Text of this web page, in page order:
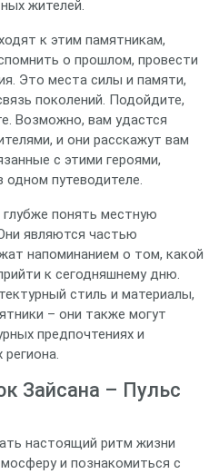
жителей.
к этим памятникам,
о прошлом, провести
Это места силы и памяти,
поколений. Подойдите,
Возможно, вам удастся
и они расскажут вам
с этими героями,
путеводителе.
понять местную
являются частью
напоминанием о том, какой
к сегодняшнему дню.
стиль и материалы,
– они также могут
предпочтениях и
Зайсана – Пульс
настоящий ритм жизни
и познакомиться с